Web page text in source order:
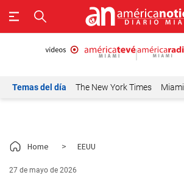
Temas del día The New York Times Miami
Home > EEUU
27 de mayo de 2026